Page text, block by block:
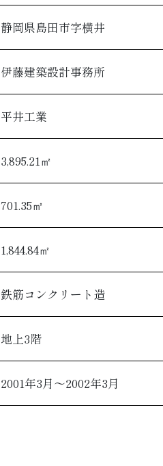
静岡県島田市字横井
伊藤建築設計事務所
平井工業
3,895.21㎡
701.35㎡
1,844.84㎡
鉄筋コンクリート造
地上3階
2001年3月～2002年3月